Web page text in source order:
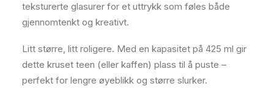
teksturerte glasurer for et uttrykk som føles både
gjennomtenkt og kreativt.
Litt større, litt roligere. Med en kapasitet på 425 ml gir
dette kruset teen (eller kaffen) plass til å puste –
perfekt for lengre øyeblikk og større slurker.